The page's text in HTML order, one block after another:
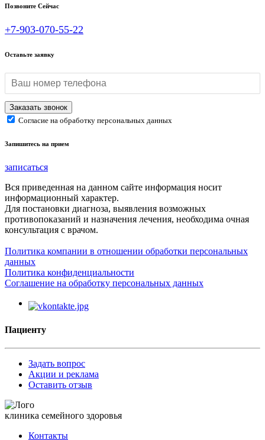
Позвоните Сейчас
+7-903-070-55-22
Оставьте заявку
Согласие на обработку персональных данных
Запишитесь на прием
записаться
Вся приведенная на данном сайте информация носит
информационный характер.
Для постановки диагноза, выявления возможных
противопоказаний и назначения лечения, необходима очная
консультация с врачом.
Политика компании в отношении обработки персональных
данных
Политика конфиденциальности
Соглашение на обработку персональных данных
Пациенту
Задать вопрос
Акции и реклама
Оставить отзыв
клиника семейного здоровья
Контакты